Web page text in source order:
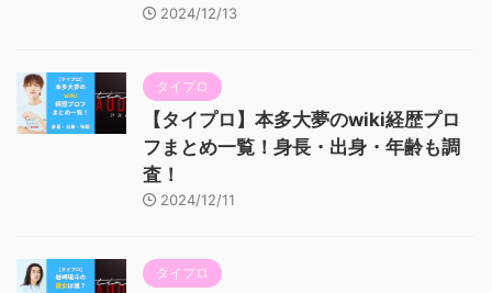
2024/12/13
タイプロ
【タイプロ】本多大夢のwiki経歴プロ
フまとめ一覧！身長・出身・年齢も調
査！
2024/12/11
タイプロ